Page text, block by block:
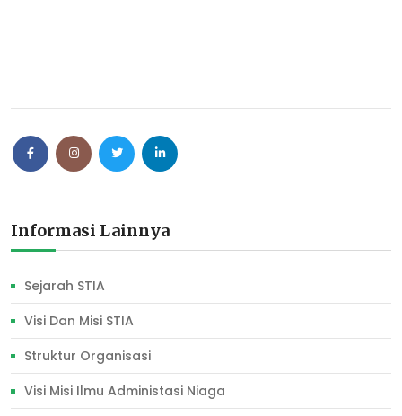
Informasi Lainnya
Sejarah STIA
Visi Dan Misi STIA
Struktur Organisasi
Visi Misi Ilmu Administasi Niaga